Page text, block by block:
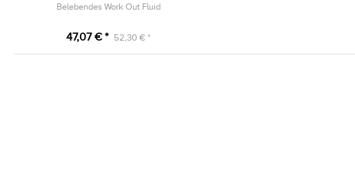
Belebendes Work Out Fluid
47,07 € * 52,30 € *